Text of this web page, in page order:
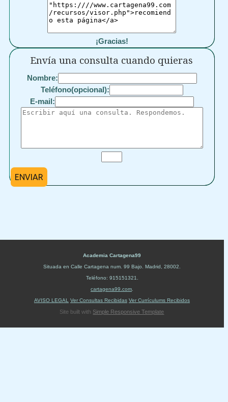
¡Gracias!
Envía una consulta cuando quieras
Nombre:
Teléfono(opcional):
E-mail:
ENVIAR
Academia Cartagena99
Situada en Calle Cartagena num. 99 Bajo Madrid 28002
Teléfono: 915151321
cartagena99.com
AVISO LEGAL
Ver Consultas Recibidas Ver Currículums Recibidos
Site built with Simple Responsive Template